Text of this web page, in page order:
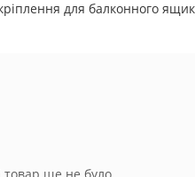
для балконного